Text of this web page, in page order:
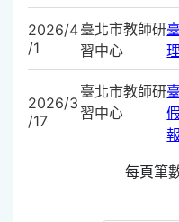
2026/4
/1
臺北市教師研
習中心
2026/3
/17
臺北市教師研
習中心
每頁筆